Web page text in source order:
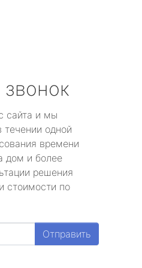
звонок
сайта и мы
одной
времени
дом и более
решения
стоимости по
Отправить